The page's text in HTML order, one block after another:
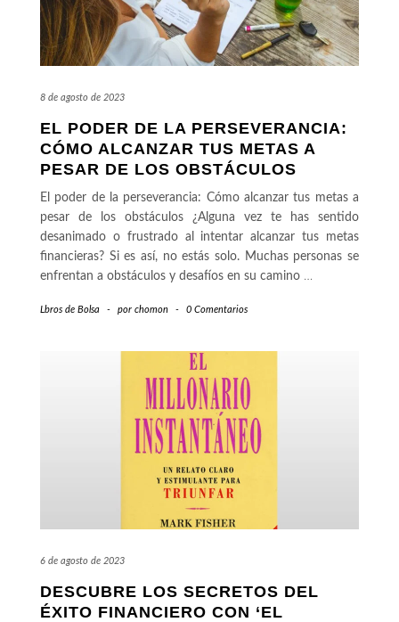
8 de agosto de 2023
EL PODER DE LA PERSEVERANCIA:
CÓMO ALCANZAR TUS METAS A
PESAR DE LOS OBSTÁCULOS
El poder de la perseverancia: Cómo alcanzar tus metas a
pesar de los obstáculos ¿Alguna vez te has sentido
desanimado o frustrado al intentar alcanzar tus metas
financieras? Si es así, no estás solo. Muchas personas se
enfrentan a obstáculos y desafíos en su camino …
Lbros de Bolsa - por chomon - 0 Comentarios
6 de agosto de 2023
DESCUBRE LOS SECRETOS DEL
ÉXITO FINANCIERO CON ‘EL